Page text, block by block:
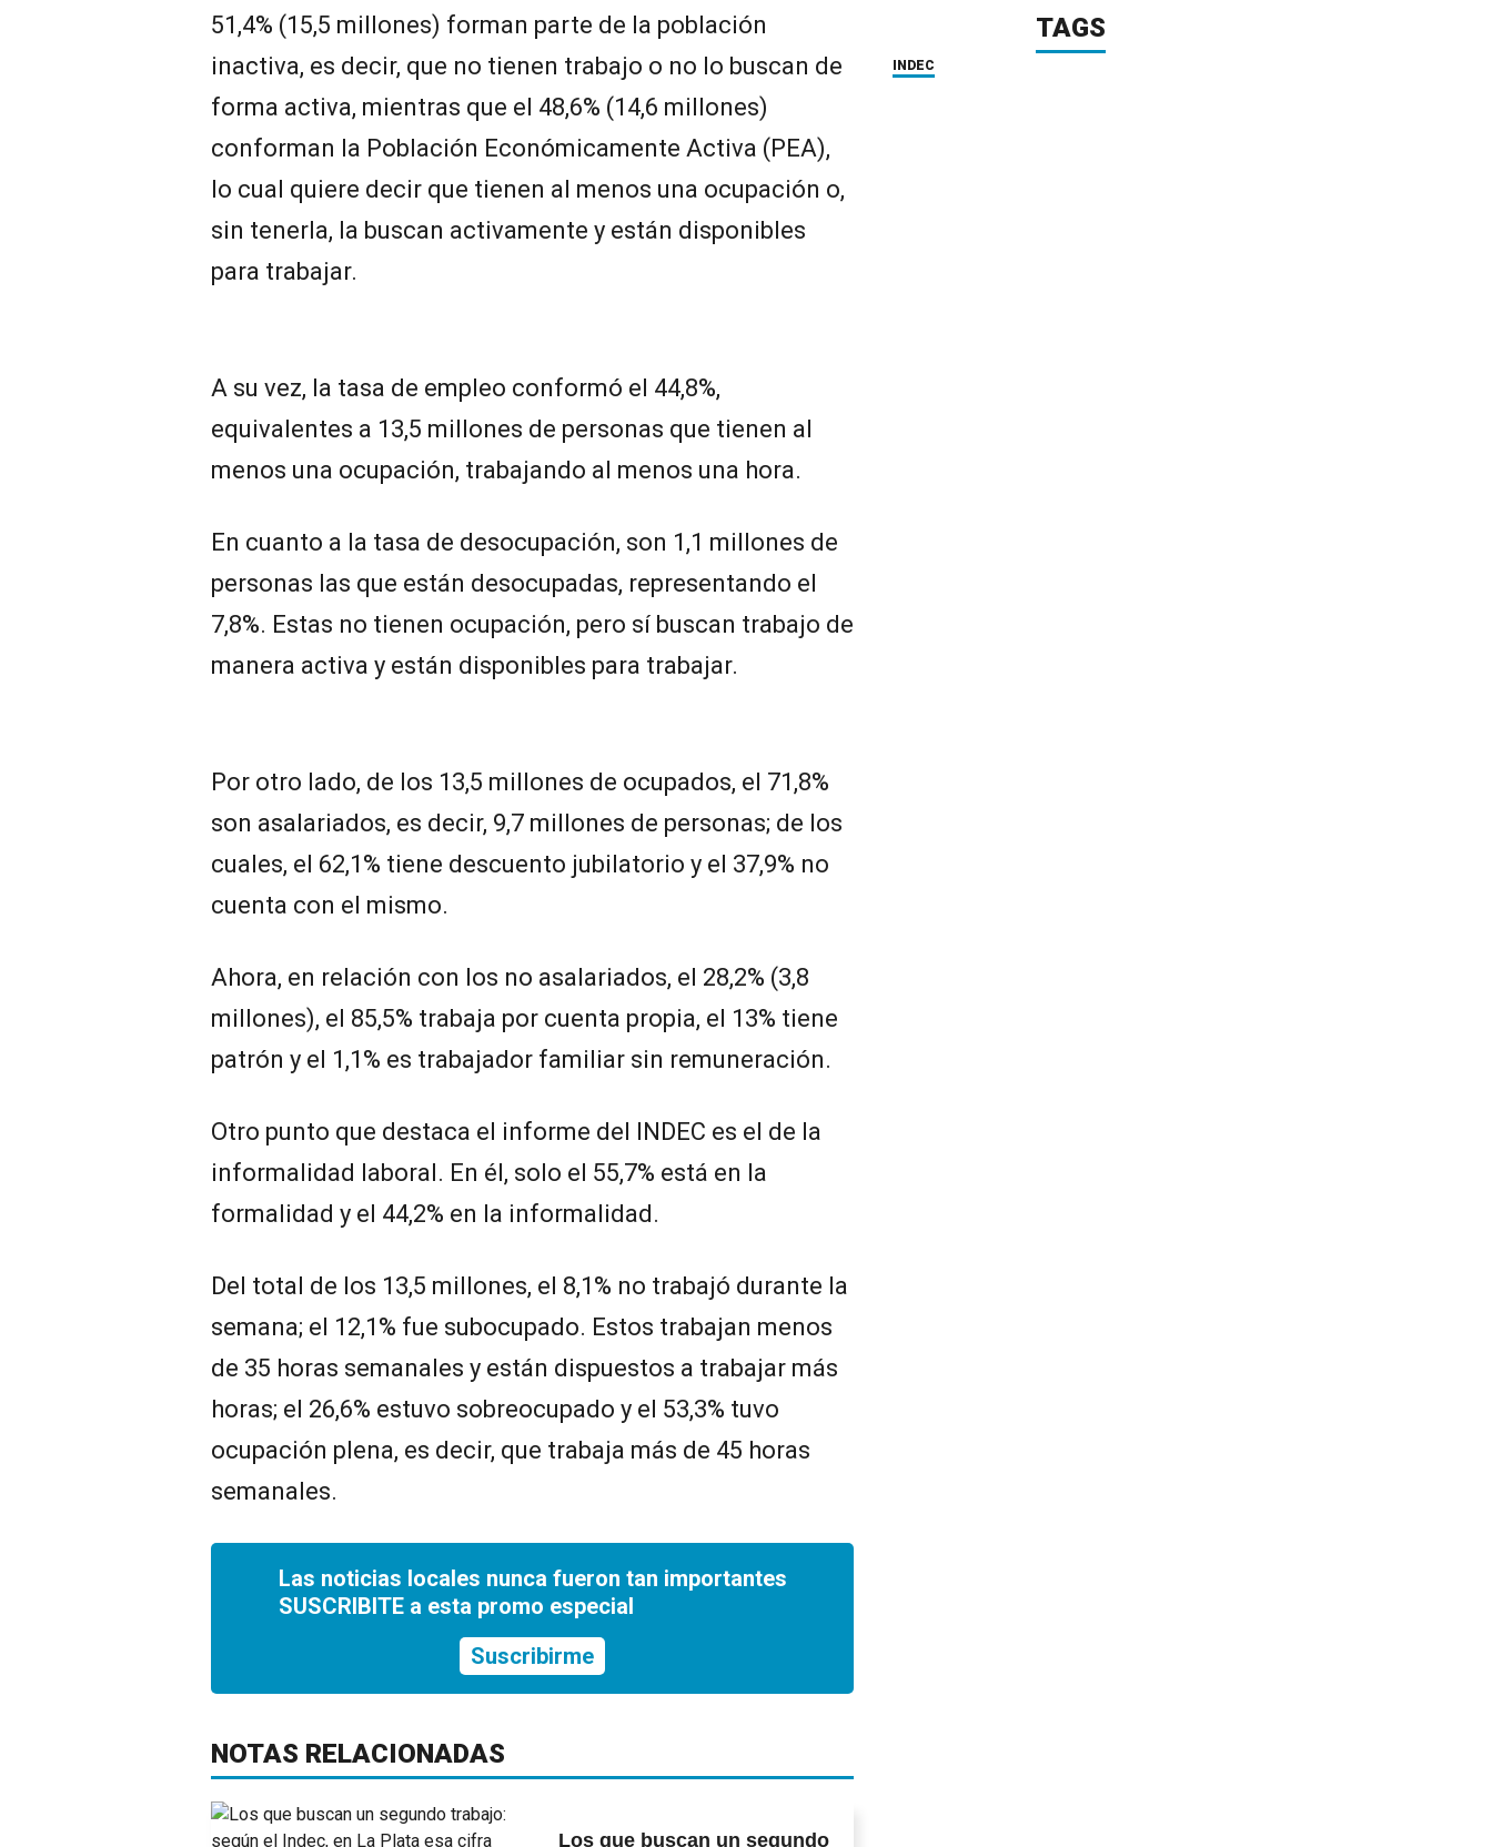
51,4% (15,5 millones) forman parte de la población
inactiva, es decir, que no tienen trabajo o no lo buscan de
forma activa, mientras que el 48,6% (14,6 millones)
conforman la Población Económicamente Activa (PEA),
lo cual quiere decir que tienen al menos una ocupación o,
sin tenerla, la buscan activamente y están disponibles
para trabajar.
A su vez, la tasa de empleo conformó el 44,8%,
equivalentes a 13,5 millones de personas que tienen al
menos una ocupación, trabajando al menos una hora.
En cuanto a la tasa de desocupación, son 1,1 millones de
personas las que están desocupadas, representando el
7,8%. Estas no tienen ocupación, pero sí buscan trabajo de
manera activa y están disponibles para trabajar.
Por otro lado, de los 13,5 millones de ocupados, el 71,8%
son asalariados, es decir, 9,7 millones de personas; de los
cuales, el 62,1% tiene descuento jubilatorio y el 37,9% no
cuenta con el mismo.
Ahora, en relación con los no asalariados, el 28,2% (3,8
millones), el 85,5% trabaja por cuenta propia, el 13% tiene
patrón y el 1,1% es trabajador familiar sin remuneración.
Otro punto que destaca el informe del INDEC es el de la
informalidad laboral. En él, solo el 55,7% está en la
formalidad y el 44,2% en la informalidad.
Del total de los 13,5 millones, el 8,1% no trabajó durante la
semana; el 12,1% fue subocupado. Estos trabajan menos
de 35 horas semanales y están dispuestos a trabajar más
horas; el 26,6% estuvo sobreocupado y el 53,3% tuvo
ocupación plena, es decir, que trabaja más de 45 horas
semanales.
Las noticias locales nunca fueron tan importantes
SUSCRIBITE a esta promo especial
Suscribirme
NOTAS RELACIONADAS
Los que buscan un segundo
TAGS
INDEC